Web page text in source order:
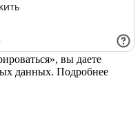
вы даете
данных. Подробнее